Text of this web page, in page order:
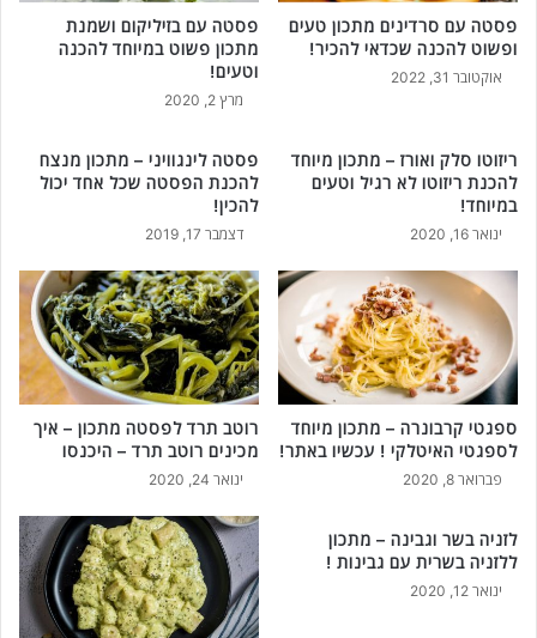
פסטה עם סרדינים מתכון טעים
ופשוט להכנה שכדאי להכיר!
אוקטובר 31, 2022
פסטה עם בזיליקום ושמנת
מתכון פשוט במיוחד להכנה
וטעים!
מרץ 2, 2020
ריזוטו סלק ואורז – מתכון מיוחד
להכנת ריזוטו לא רגיל וטעים
במיוחד!
ינואר 16, 2020
פסטה לינגוויני – מתכון מנצח
להכנת הפסטה שכל אחד יכול
להכין!
דצמבר 17, 2019
ספגטי קרבונרה – מתכון מיוחד
לספגטי האיטלקי ! עכשיו באתר!
פברואר 8, 2020
רוטב תרד לפסטה מתכון – איך
מכינים רוטב תרד – היכנסו
ינואר 24, 2020
לזניה בשר וגבינה – מתכון
ללזניה בשרית עם גבינות !
ינואר 12, 2020